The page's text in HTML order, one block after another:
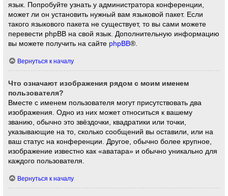
язык. Попробуйте узнать у администратора конференции,
может ли он установить нужный вам языковой пакет. Если
такого языкового пакета не существует, то вы сами можете
перевести phpBB на свой язык. Дополнительную информацию
вы можете получить на сайте phpBB®.
Вернуться к началу
Что означают изображения рядом с моим именем
пользователя?
Вместе с именем пользователя могут присутствовать два
изображения. Одно из них может относиться к вашему
званию, обычно это звёздочки, квадратики или точки,
указывающие на то, сколько сообщений вы оставили, или на
ваш статус на конференции. Другое, обычно более крупное,
изображение известно как «аватара» и обычно уникально для
каждого пользователя.
Вернуться к началу